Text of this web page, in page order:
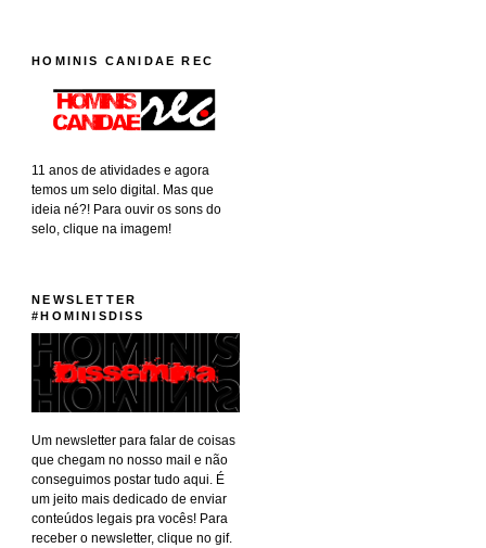
HOMINIS CANIDAE REC
11 anos de atividades e agora
temos um selo digital. Mas que
ideia né?! Para ouvir os sons do
selo, clique na imagem!
NEWSLETTER
#HOMINISDISS
Um newsletter para falar de coisas
que chegam no nosso mail e não
conseguimos postar tudo aqui. É
um jeito mais dedicado de enviar
conteúdos legais pra vocês! Para
receber o newsletter, clique no gif.